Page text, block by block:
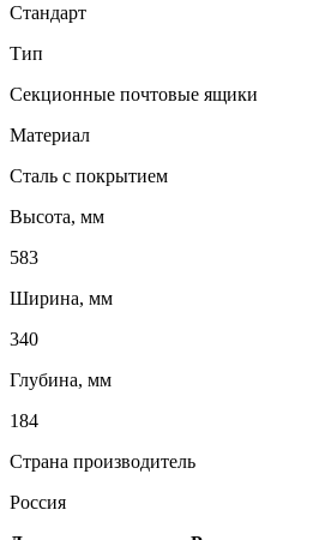
Стандарт
Тип
Секционные почтовые ящики
Материал
Сталь с покрытием
Высота, мм
583
Ширина, мм
340
Глубина, мм
184
Страна производитель
Россия